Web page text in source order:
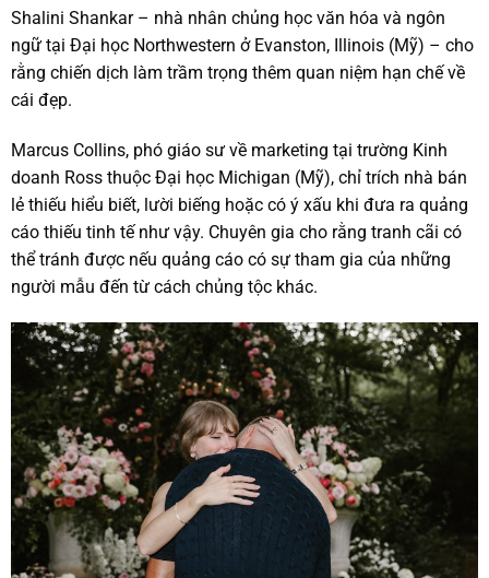
Shalini Shankar – nhà nhân chủng học văn hóa và ngôn
ngữ tại Đại học Northwestern ở Evanston, Illinois (Mỹ) – cho
rằng chiến dịch làm trầm trọng thêm quan niệm hạn chế về
cái đẹp.
Marcus Collins, phó giáo sư về marketing tại trường Kinh
doanh Ross thuộc Đại học Michigan (Mỹ), chỉ trích nhà bán
lẻ thiếu hiểu biết, lười biếng hoặc có ý xấu khi đưa ra quảng
cáo thiếu tinh tế như vậy. Chuyên gia cho rằng tranh cãi có
thể tránh được nếu quảng cáo có sự tham gia của những
người mẫu đến từ cách chủng tộc khác.